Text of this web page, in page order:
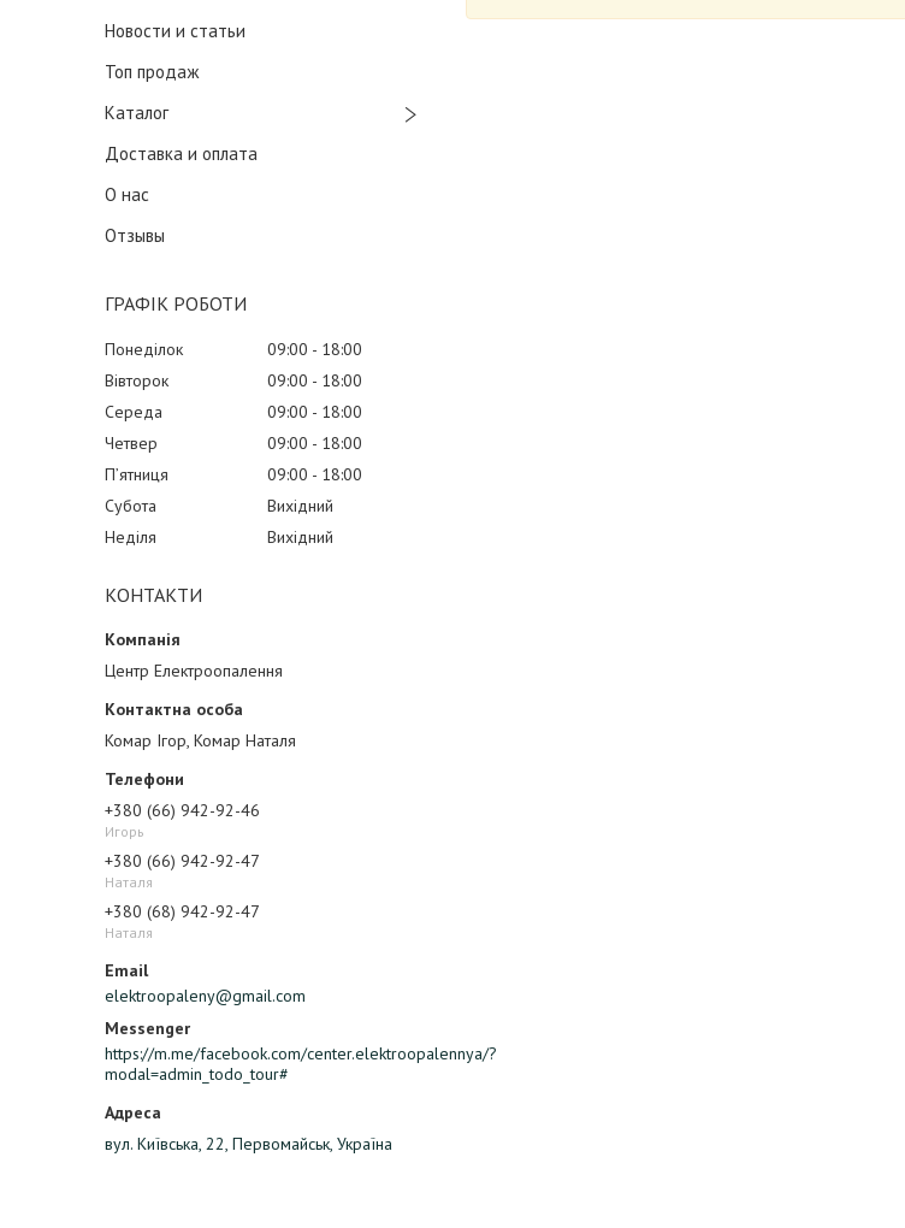
Новости и статьи
Топ продаж
Каталог
Доставка и оплата
О нас
Отзывы
ГРАФІК РОБОТИ
Понеділок 09:00
18:00
Вівторок
09:00
18:00
Середа
09:00
18:00
Четвер
09:00
18:00
Пʼятниця
09:00
18:00
Субота
Вихідний
Неділя
Вихідний
КОНТАКТИ
Центр Електроопалення
Комар Ігор, Комар Наталя
+380 (66) 942-92-46
Игорь
+380 (66) 942-92-47
Наталя
+380 (68) 942-92-47
Наталя
elektroopaleny@gmail.com
https://m.me/facebook.com/center.elektroopalennya/?
modal=admin_todo_tour#
вул. Київська, 22, Первомайськ, Україна